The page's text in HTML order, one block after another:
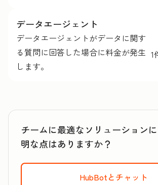
データエージェント
データエージェントがデータに関す
る質問に回答した場合に料金が発生
します。
1
チームに最適なソリューション
明な点はありますか？
HubBotとチャット